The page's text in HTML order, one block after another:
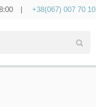
| +38(067) 007 70 10